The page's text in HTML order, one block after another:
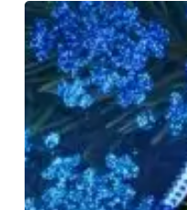
Felicitación
Navidad